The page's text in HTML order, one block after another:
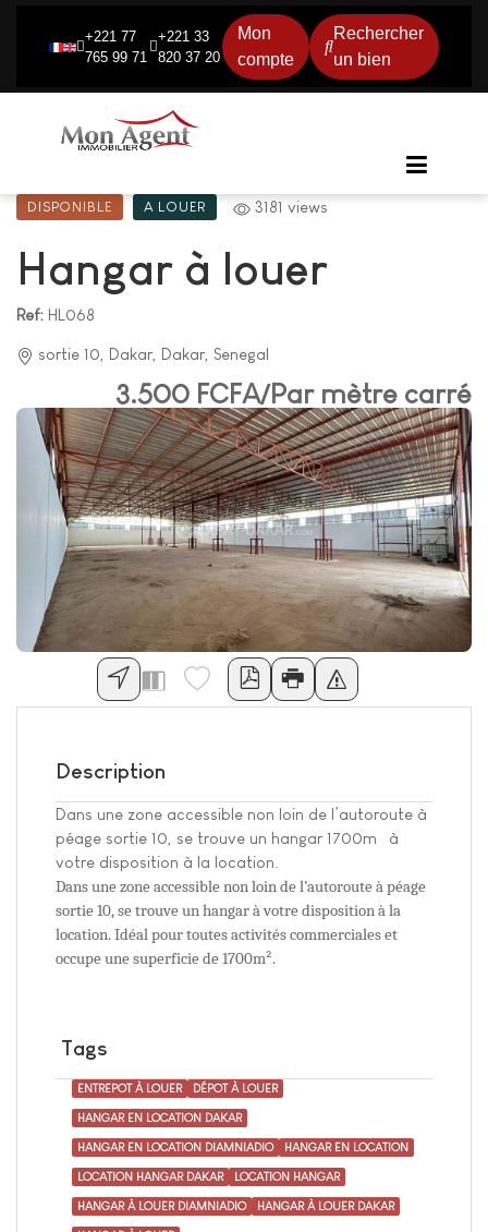
+221 77
765 99 71
+221 33
820 37 20
Mon
compte
Rechercher
un bien
DISPONIBLE A LOUER 3181 views
Hangar à louer
Ref: HL068
sortie 10, Dakar, Dakar, Senegal
3.500 FCFA/Par mètre carré
Description
Dans une zone accessible non loin de l’autoroute à
péage sortie 10, se trouve un hangar 1700m² à
votre disposition à la location.
Dans une zone accessible non loin de l’autoroute à péage
sortie 10, se trouve un hangar à votre disposition à la
location. Idéal pour toutes activités commerciales et
occupe une superficie de 1700m².
Tags
ENTREPOT À LOUER DÉPOT À LOUER
HANGAR EN LOCATION DAKAR
HANGAR EN LOCATION DIAMNIADIO HANGAR EN LOCATION
LOCATION HANGAR DAKAR LOCATION HANGAR
HANGAR À LOUER DIAMNIADIO HANGAR À LOUER DAKAR